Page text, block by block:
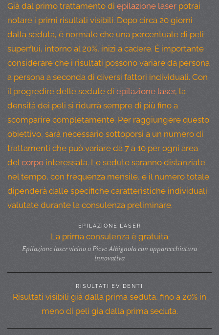
Già dal primo trattamento di epilazione laser potrai
notare i primi risultati visibili. Dopo circa 20 giorni
dalla seduta, è normale che una percentuale di peli
superflui, intorno al 20%, inizi a cadere. È importante
considerare che i risultati possono variare da persona
a persona a seconda di diversi fattori individuali. Con
il progredire delle sedute di epilazione laser, la
densità dei peli si ridurrà sempre di più fino a
scomparire completamente. Per raggiungere questo
obiettivo, sarà necessario sottoporsi a un numero di
trattamenti che può variare da 7 a 10 per ogni area
del corpo interessata. Le sedute saranno distanziate
nel tempo, con frequenza mensile, e il numero totale
dipenderà dalle specifiche caratteristiche individuali
valutate durante la consulenza preliminare.
EPILAZIONE LASER
La prima consulenza è gratuita
Epilazione laser vicino a Pieve Albignola con apparecchiatura
innovativa
RISULTATI EVIDENTI
Risultati visibili già dalla prima seduta, fino a 20% in
meno di peli gia dalla prima seduta.